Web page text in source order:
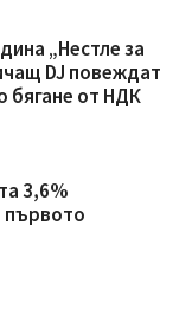
„Нестле за
DJ повеждат
бягане от НДК
3,6%
първото